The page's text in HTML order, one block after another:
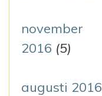
november
2016 (5)
augusti 2016